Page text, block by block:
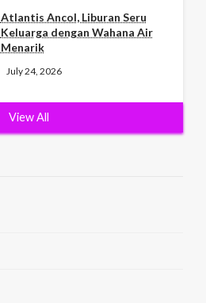
Atlantis Ancol, Liburan Seru
Keluarga dengan Wahana Air
Menarik
July 24, 2026
View All